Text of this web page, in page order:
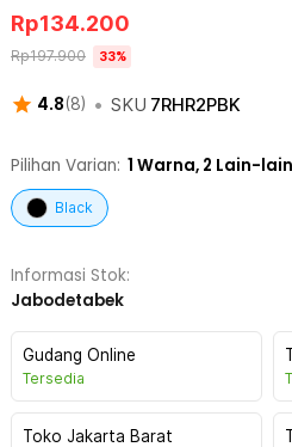
4.8(8) • SKU 7RHR2PBK
Rp134.200
Rp197.900 33%
Pilihan Varian: 1 Warna, 2 Lain-lain
Black
Informasi Stok:
Jabodetabek
Gudang Online
Tersedia
Toko Jakarta Barat